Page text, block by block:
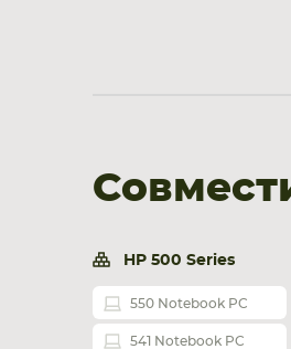
HP 500 Series
550 Notebook PC
541 Notebook PC